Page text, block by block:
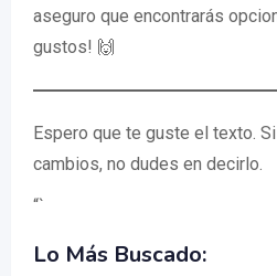
aseguro que encontrarás
gustos! 🙌
Espero que te guste el texto.
cambios, no dudes en decirlo.
“`
Lo Más Buscado: